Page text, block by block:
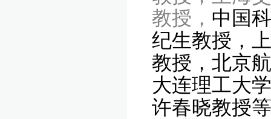
教授 ， 中国
纪生教授 ，
教授 ， 北京
大连理工大
许春晓教授